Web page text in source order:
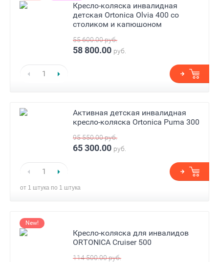
Кресло-коляска инвалидная
детская Ortonica Olvia 400 со
столиком и капюшоном
55 600.00руб.
58 800.00 руб.
Активная детская инвалидная
кресло-коляска Ortonica Puma 300
95 550.00руб.
65 300.00 руб.
от 1 штука по 1 штука
New!
Кресло-коляска для инвалидов
ORTONICA Cruiser 500
114 500.00руб.